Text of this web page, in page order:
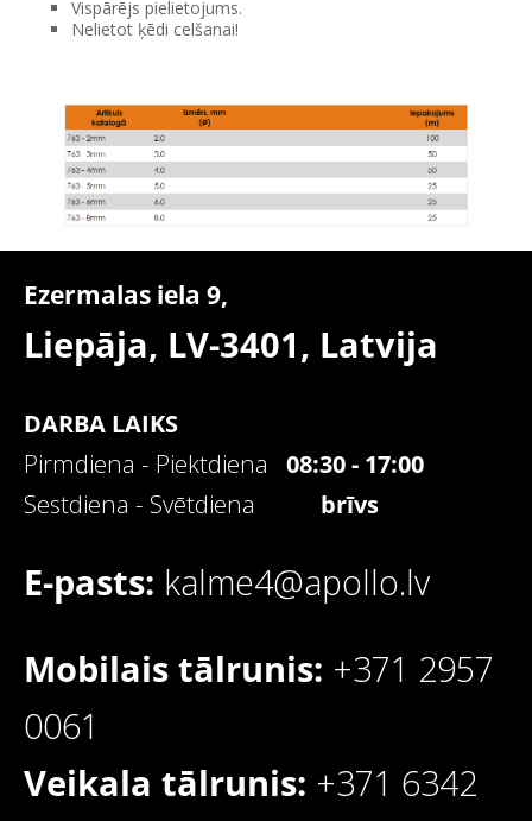
Vispārējs pielietojums.
Nelietot ķēdi celšanai!
Ezermalas iela 9,
Liepāja, LV-3401, Latvija
DARBA LAIKS
Pirmdiena - Piektdiena 08:30 - 17:00
Sestdiena - Svētdiena brīvs
E-pasts: kalme4@apollo.lv
Mobilais tālrunis: +371 2957
0061
Veikala tālrunis: +371 6342